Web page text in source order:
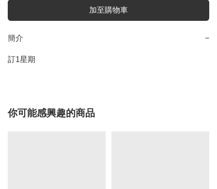
加至購物車
簡介 −
訂1星期
你可能感興趣的商品